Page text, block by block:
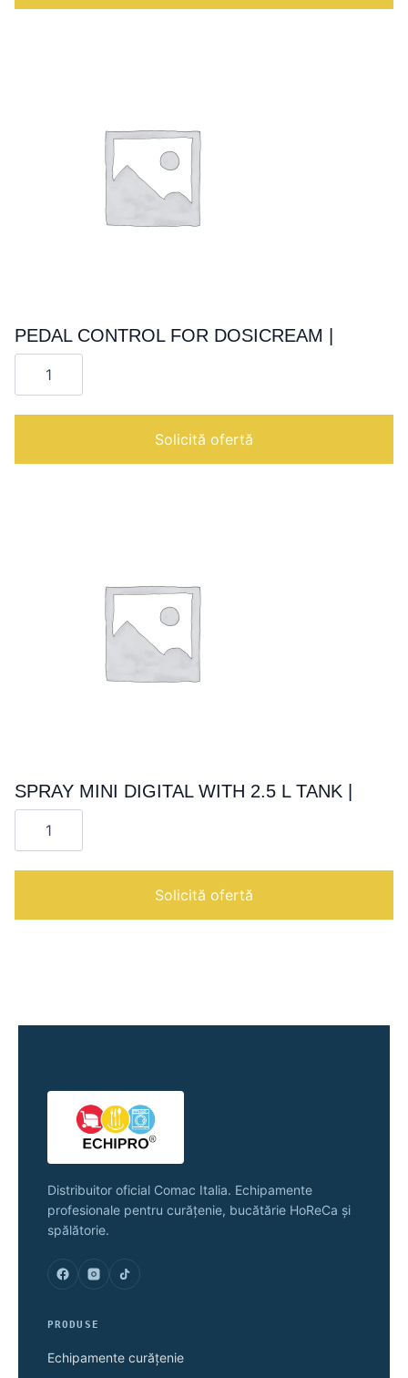
PEDAL CONTROL FOR DOSICREAM |
Cantitate
PEDAL
CONTROL
DOSICREAM
Solicită ofertă
SPRAY MINI DIGITAL WITH 2.5 L TANK |
Cantitate
SPRAY
MINI
WITH
TANK
Solicită ofertă
Distribuitor oficial Comac Italia. Echipamente
profesionale pentru curățenie, bucătărie HoReCa și
spălătorie.
PRODUSE
Echipamente curățenie